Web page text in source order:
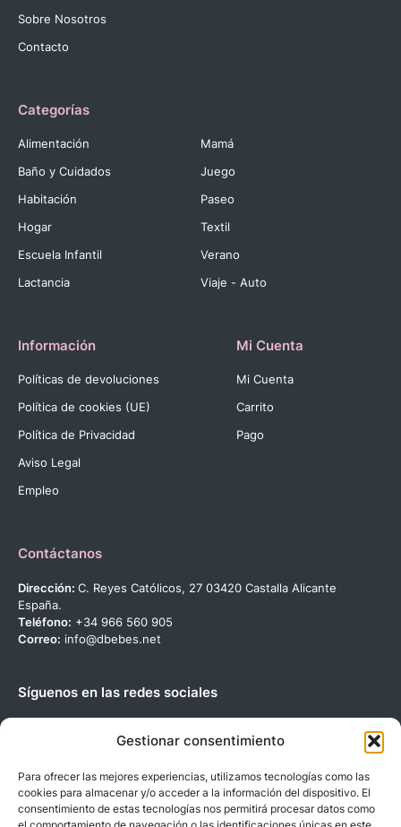
Gestionar consentimiento
Para ofrecer las mejores experiencias, utilizamos tecnologías como las
cookies para almacenar y/o acceder a la información del dispositivo. El
consentimiento de estas tecnologías nos permitirá procesar datos como
Sobre Nosotros
Contacto
Categorías
Alimentación
Baño y Cuidados
Habitación
Hogar
Escuela Infantil
Lactancia
Mamá
Juego
Paseo
Textil
Verano
Viaje - Auto
Información
Políticas de devoluciones
Política de cookies (UE)
Política de Privacidad
Aviso Legal
Empleo
Mi Cuenta
Mi Cuenta
Carrito
Pago
Contáctanos
Dirección: C. Reyes Católicos, 27 03420 Castalla Alicante
España.
Teléfono: +34 966 560 905
Correo: info@dbebes.net
Síguenos en las redes sociales
Copyright © 2023 D’BeBe’S. Todos los derechos reservados.